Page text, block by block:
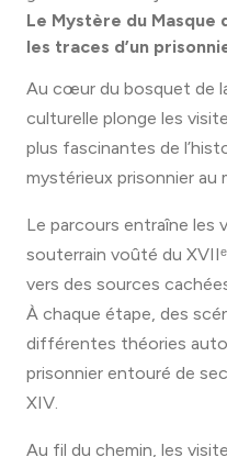
Le Mystère du Masque
les traces d’un
Au cœur du bosquet de
culturelle plonge les
plus fascinantes de
mystérieux prisonnier au
Le parcours entraîne les
souterrain voûté du
vers des sources
À chaque étape, des
différentes théories
prisonnier entouré de
XIV.
Au fil du chemin, les